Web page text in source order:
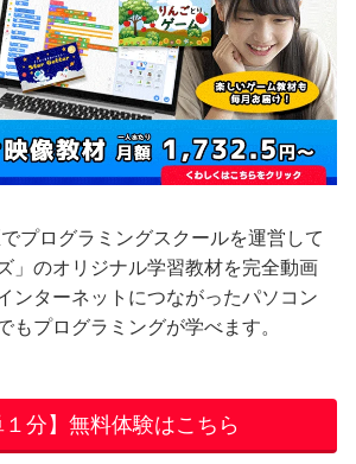
プログラミングスクールを運営して
」のオリジナル学習教材を完全動画
ンターネットにつながったパソコン
もプログラミングが学べます。
１分】無料体験はこちら